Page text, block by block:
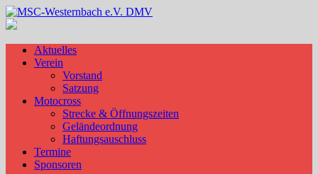
Skip
to
Aktuelles
Verein
Vorstand
Satzung
Motocross
Strecke & Öffnungszeiten
Geländeordnung
Haftungsauschluss
Termine
Sponsoren